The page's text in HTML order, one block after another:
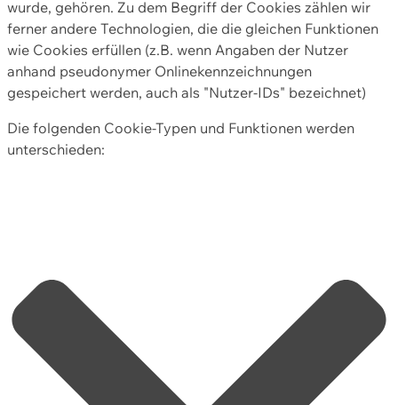
wurde, gehören. Zu dem Begriff der Cookies zählen wir
ferner andere Technologien, die die gleichen Funktionen
wie Cookies erfüllen (z.B. wenn Angaben der Nutzer
anhand pseudonymer Onlinekennzeichnungen
gespeichert werden, auch als "Nutzer-IDs" bezeichnet)
Die folgenden Cookie-Typen und Funktionen werden
unterschieden: